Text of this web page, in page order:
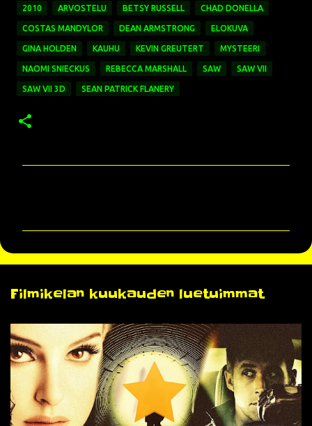
2010 ARVOSTELU BETSY RUSSELL CHAD DONELLA
COSTAS MANDYLOR DEAN ARMSTRONG ELOKUVA
GINA HOLDEN KAUHU KEVIN GREUTERT MYSTEERI
NAOMI SNIECKUS REBECCA MARSHALL SAW SAW VII
SAW VII 3D SEAN PATRICK FLANERY
e
i
t
Filmikelan kuukauden luetuimmat